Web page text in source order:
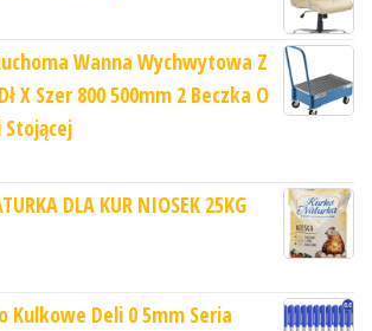
Wanna Wychwytowa Z
X Szer 800 500mm 2 Beczka O
Stojącej
DLA KUR NIOSEK 25KG
Kulkowe Deli 0 5mm Seria